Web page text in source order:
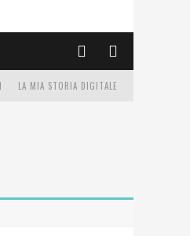
LA MIA STORIA DIGITALE